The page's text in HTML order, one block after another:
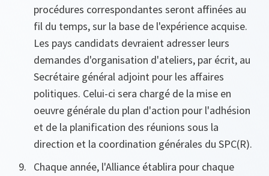
procédures correspondantes seront affinées au
fil du temps, sur la base de l'expérience acquise.
Les pays candidats devraient adresser leurs
demandes d'organisation d'ateliers, par écrit, au
Secrétaire général adjoint pour les affaires
politiques. Celui-ci sera chargé de la mise en
oeuvre générale du plan d'action pour l'adhésion
et de la planification des réunions sous la
direction et la coordination générales du SPC(R).
Chaque année, l'Alliance établira pour chaque